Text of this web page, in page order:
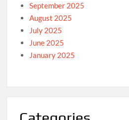
September 2025
August 2025
July 2025
June 2025
January 2025